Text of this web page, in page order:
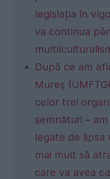
legislația în
va continua
După ce am
Mureș
celor trei
semnături –
legate de lipsa
mai mult să
care va avea